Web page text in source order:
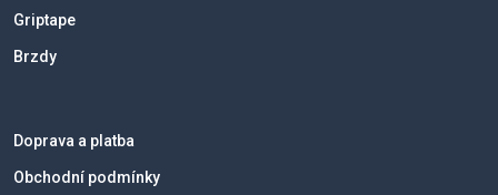
Griptape
Brzdy
Doprava a platba
Obchodní podmínky